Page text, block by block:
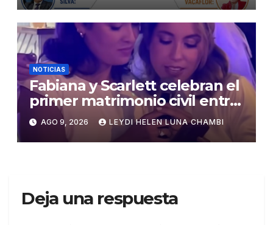
NOTICIAS
Fabiana y Scarlett celebran el
primer matrimonio civil entre
personas del mismo sexo en
Bolivia
AGO 9, 2026 LEYDI HELEN LUNA CHAMBI
Deja una respuesta